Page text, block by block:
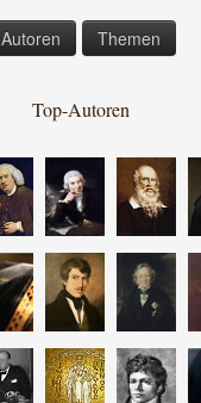
Autoren Themen
Top-Autoren